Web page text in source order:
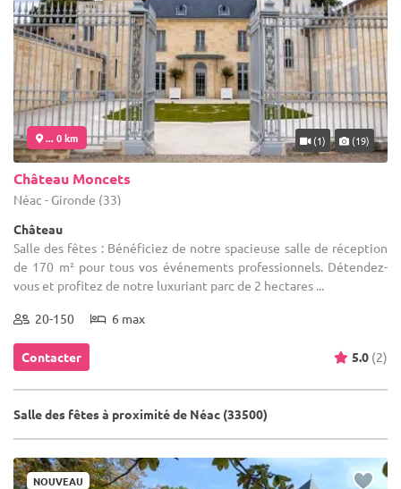
... 0 km (1) (19)
Château Moncets
Néac - Gironde (33)
Château
Salle des fêtes : Bénéficiez de notre spacieuse salle de réception
de 170 m² pour tous vos événements professionnels. Détendez-
vous et profitez de notre luxuriant parc de 2 hectares ...
20-150 6 max
Contacter 5.0 (2)
Salle des fêtes à proximité de Néac (33500)
NOUVEAU